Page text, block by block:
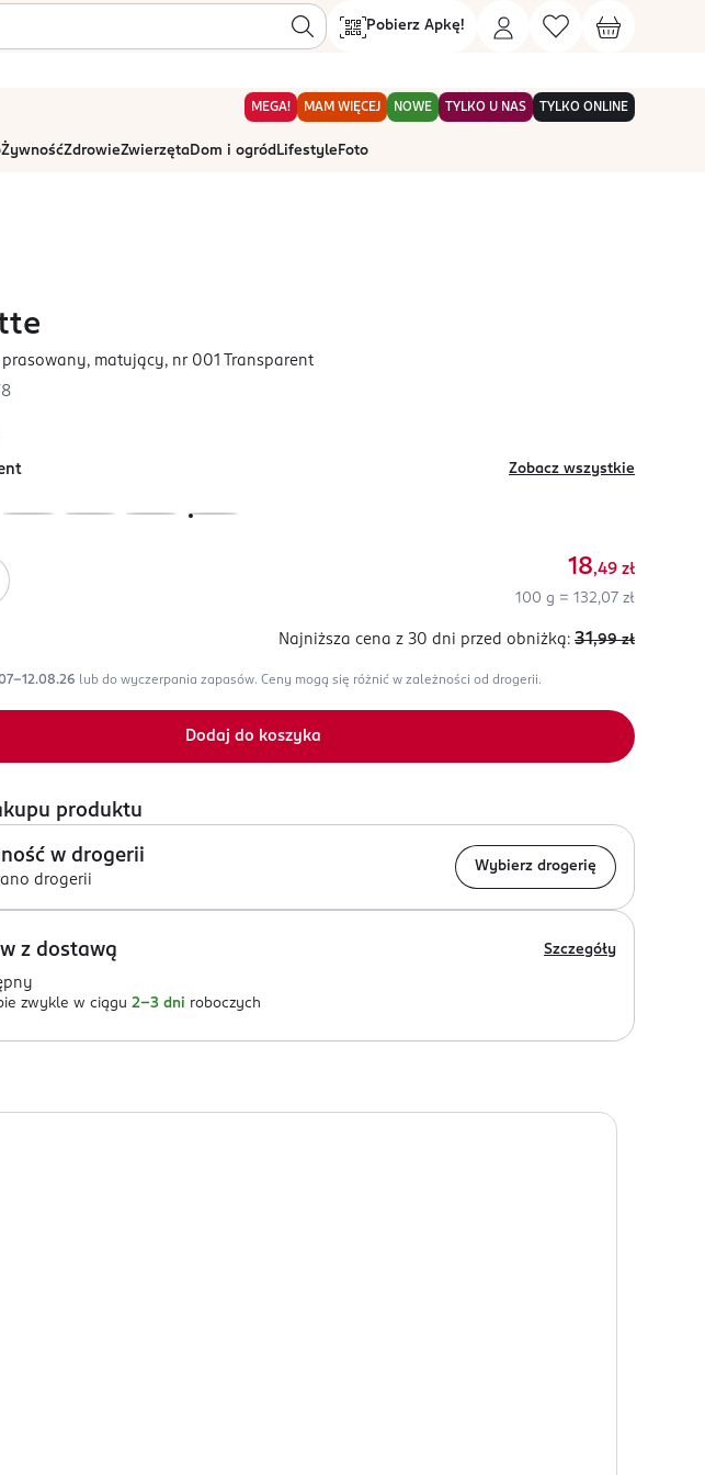
Pobierz Apkę!
MEGA! MAM WIĘCEJ NOWE TYLKO U NAS TYLKO ONLINE
ŻywnośćZdrowieZwierzętaDom i ogród Lifestyle Foto
matujący, nr 001 Transparent
Zobacz wszystkie
18,49 zł
100 g = 132,07 zł
Najniższa cena z 30 dni przed obniżką: 31,99 zł
12.08.26 lub do wyczerpania zapasów. Ceny mogą się różnić w zależności od drogerii.
Dodaj do koszyka
produktu
w drogerii
drogerii
Wybierz drogerię
z dostawą Szczegóły
zwykle w ciągu 2-3 dni roboczych